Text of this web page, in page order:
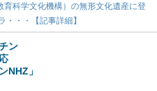
育科学文化機構）の無形文化遺産に登
・・【記事詳細】
ン
NHZ」